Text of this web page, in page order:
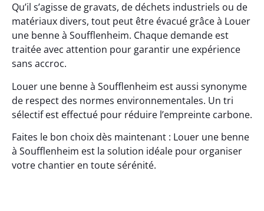
Qu’il s’agisse de gravats, de déchets industriels ou de
matériaux divers, tout peut être évacué grâce à Louer
une benne à Soufflenheim. Chaque demande est
traitée avec attention pour garantir une expérience
sans accroc.
Louer une benne à Soufflenheim est aussi synonyme
de respect des normes environnementales. Un tri
sélectif est effectué pour réduire l’empreinte carbone.
Faites le bon choix dès maintenant : Louer une benne
à Soufflenheim est la solution idéale pour organiser
votre chantier en toute sérénité.